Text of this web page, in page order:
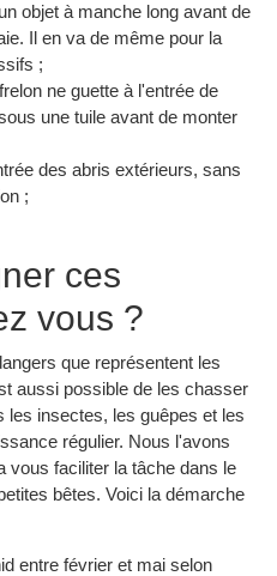
objet à manche long avant de
Il en va de même pour la
;
ne guette à l'entrée de
une tuile avant de monter
des abris extérieurs, sans
;
ces
vous ?
que représentent les
aussi possible de les chasser
les insectes, les guêpes et les
régulier. Nous l'avons
vous faciliter la tâche dans le
bêtes. Voici la démarche
entre février et mai selon